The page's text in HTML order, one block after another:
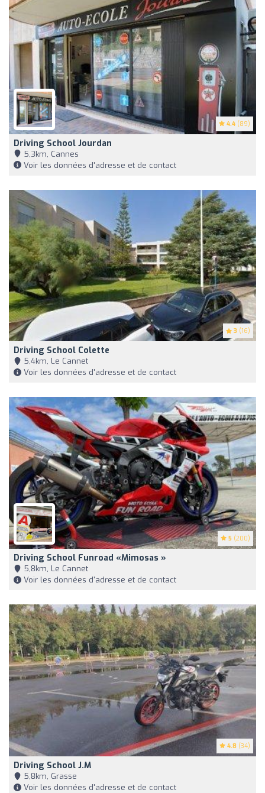
4.4 (89)
Driving School Jourdan
5,3km, Cannes
Voir les données d'adresse et de contact
3 (16)
Driving School Colette
5,4km, Le Cannet
Voir les données d'adresse et de contact
5 (200)
Driving School Funroad «Mimosas »
5,8km, Le Cannet
Voir les données d'adresse et de contact
4.8 (34)
Driving School J.m
5,8km, Grasse
Voir les données d'adresse et de contact